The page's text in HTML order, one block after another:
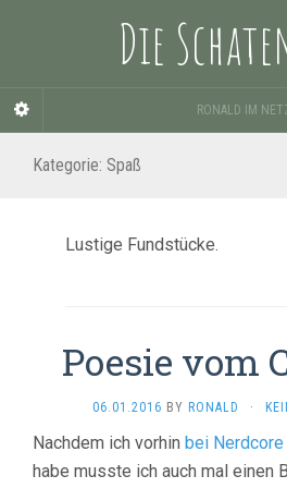
Die
RONALD IM
Kategorie: Spaß
Lustige Fundstücke.
Poesie vom
06.01.2016 BY RONALD ·
Nachdem ich vorhin bei Nerdcore
habe musste ich auch mal einen